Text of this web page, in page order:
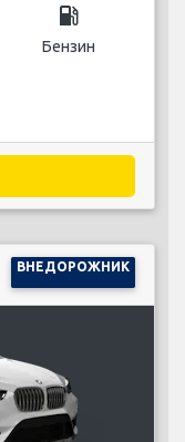
local_gas_station
Бензин
ВНЕДОРОЖНИК